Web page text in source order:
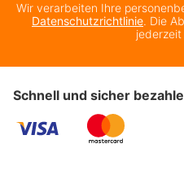
Wir verarbeiten Ihre
Datenschutzrichtlinie. Die
jederzeit
Schnell und sicher